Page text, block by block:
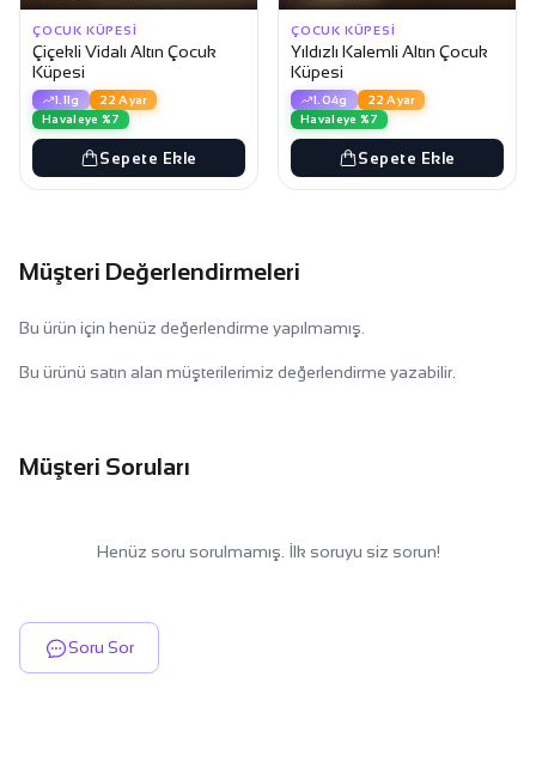
ÇOCUK KÜPESI
Çiçekli Vidalı Altın Çocuk
Küpesi
1.11g
22 Ayar
Havaleye %7
Sepete Ekle
ÇOCUK KÜPESI
Yıldızlı Kalemli Altın Çocuk
Küpesi
1.04g
22 Ayar
Havaleye %7
Sepete Ekle
Müşteri Değerlendirmeleri
Bu ürün için henüz değerlendirme yapılmamış.
Bu ürünü satın alan müşterilerimiz değerlendirme yazabilir.
Müşteri Soruları
Henüz soru sorulmamış. İlk soruyu siz sorun!
Soru Sor